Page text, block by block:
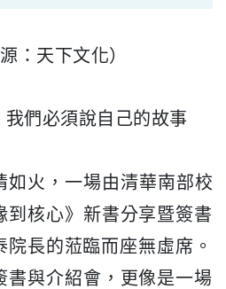
：天下文化）
們必須說自己的故事
如火，一場由清華南部校
到核心》新書分享暨簽書
院長的蒞臨而座無虛席。
與介紹會， 更像是一場